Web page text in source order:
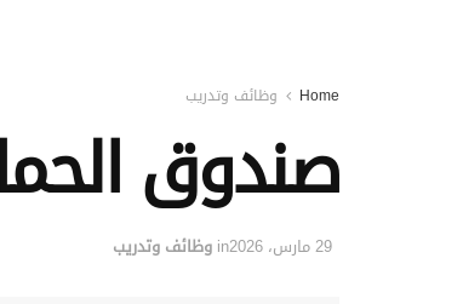
Home وظائف وتدريب
صندوق
29 مارس، 2026 in وظائف وتدريب